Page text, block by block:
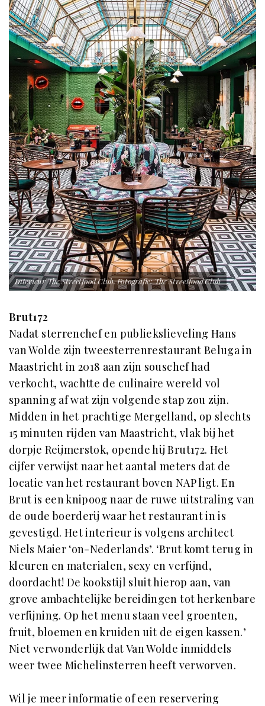
Interieur The Streetfood Club. Fotografie: The Streetfood Club
Brut172
Nadat sterrenchef en publiekslieveling Hans
van Wolde zijn tweesterrenrestaurant Beluga in
Maastricht in 2018 aan zijn souschef had
verkocht, wachtte de culinaire wereld vol
spanning af wat zijn volgende stap zou zijn.
Midden in het prachtige Mergelland, op slechts
15 minuten rijden van Maastricht, vlak bij het
dorpje Reijmerstok, opende hij Brut172. Het
cijfer verwijst naar het aantal meters dat de
locatie van het restaurant boven NAP ligt. En
Brut is een knipoog naar de ruwe uitstraling van
de oude boerderij waar het restaurant in is
gevestigd. Het interieur is volgens architect
Niels Maier ‘on-Nederlands’. ‘Brut komt terug in
kleuren en materialen, sexy en verfijnd,
doordacht! De kookstijl sluit hierop aan, van
grove ambachtelijke bereidingen tot herkenbare
verfijning. Op het menu staan veel groenten,
fruit, bloemen en kruiden uit de eigen kassen.’
Niet verwonderlijk dat Van Wolde inmiddels
weer twee Michelinsterren heeft verworven.
Wil je meer informatie of een reservering